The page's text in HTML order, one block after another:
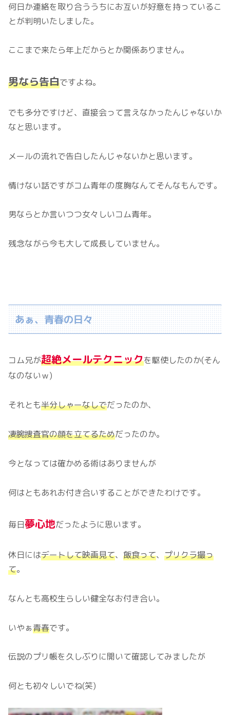
何日か連絡を取り合ううちにお互いが好意を持っているこ
とが判明いたしました。
ここまで来たら年上だからとか関係ありません。
男なら告白ですよね。
でも多分ですけど、直接会って言えなかったんじゃないか
なと思います。
メールの流れで告白したんじゃないかと思います。
情けない話ですがコム青年の度胸なんてそんなもんです。
男ならとか言いつつ女々しいコム青年。
残念ながら今も大して成長していません。
あぁ、青春の日々
コム兄が超絶メールテクニックを駆使したのか(そん
なのないｗ)
それとも半分しゃーなしでだったのか、
凄腕捜査官の顔を立てるためだったのか。
今となっては確かめる術はありませんが
何はともあれお付き合いすることができたわけです。
毎日夢心地だったように思います。
休日にはデートして映画見て、 飯食って、 プリクラ撮っ
て。
なんとも高校生らしい健全なお付き合い。
いやぁ青春です。
伝説のプリ帳を久しぶりに開いて確認してみましたが
何とも初々しいでね(笑)